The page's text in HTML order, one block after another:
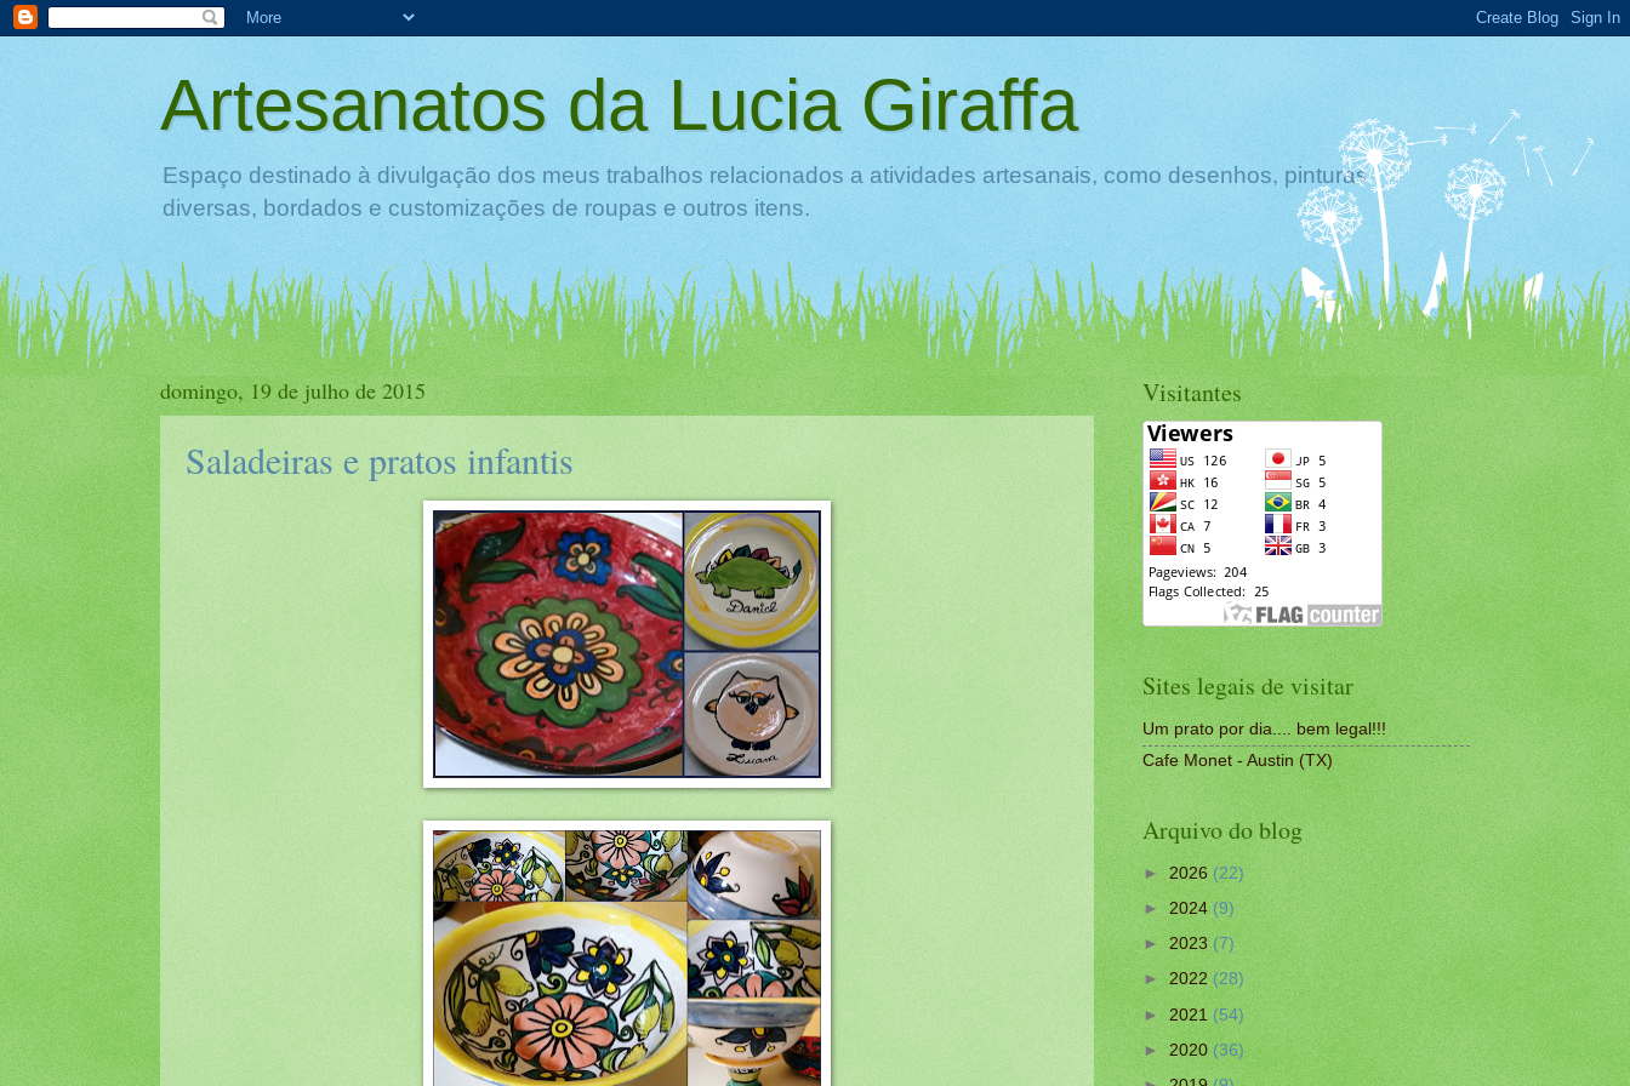
Artesanatos da Lucia Giraffa
Espaço destinado à divulgação dos meus trabalhos relacionados a atividades artesanais, como desenhos, pinturas
diversas, bordados e customizações de roupas e outros itens.
domingo, 19 de julho de 2015
Saladeiras e pratos infantis
Visitantes
Sites legais de visitar
Um prato por dia.... bem legal!!!
Cafe Monet - Austin (TX)
Arquivo do blog
►2026(22)
►2024(9)
►2023(7)
►2022(28)
►2021(54)
►2020 (36)